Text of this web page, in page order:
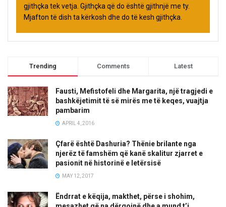
gjithçka tek vetja. Gjithçka që do është gjithnjë me ty.
Mjafton të dish ta kërkosh dhe do të kesh gjithçka.
Trending Comments Latest
Fausti, Mefistofeli dhe Margarita, një tragjedi e
bashkëjetimit të së mirës me të keqes, vuajtja
pambarim
APRIL 4, 2016
Çfarë është Dashuria? Thënie brilante nga
njerëz të famshëm që kanë skalitur zjarret e
pasionit në historinë e letërsisë
MAY 12, 2017
Ëndrrat e këqija, makthet, përse i shohim,